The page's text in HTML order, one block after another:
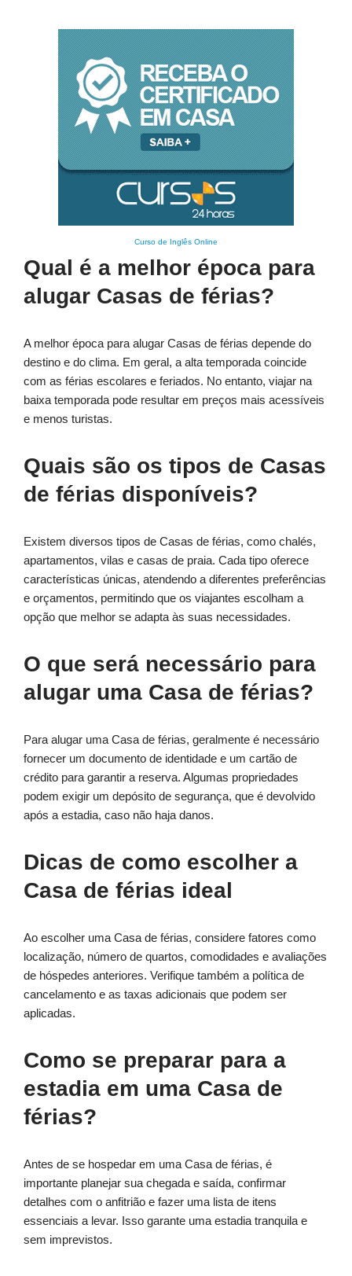
Curso de Inglês Online
Qual é a melhor época para
alugar Casas de férias?
A melhor época para alugar Casas de férias depende do
destino e do clima. Em geral, a alta temporada coincide
com as férias escolares e feriados. No entanto, viajar na
baixa temporada pode resultar em preços mais acessíveis
e menos turistas.
Quais são os tipos de Casas
de férias disponíveis?
Existem diversos tipos de Casas de férias, como chalés,
apartamentos, vilas e casas de praia. Cada tipo oferece
características únicas, atendendo a diferentes preferências
e orçamentos, permitindo que os viajantes escolham a
opção que melhor se adapta às suas necessidades.
O que será necessário para
alugar uma Casa de férias?
Para alugar uma Casa de férias, geralmente é necessário
fornecer um documento de identidade e um cartão de
crédito para garantir a reserva. Algumas propriedades
podem exigir um depósito de segurança, que é devolvido
após a estadia, caso não haja danos.
Dicas de como escolher a
Casa de férias ideal
Ao escolher uma Casa de férias, considere fatores como
localização, número de quartos, comodidades e avaliações
de hóspedes anteriores. Verifique também a política de
cancelamento e as taxas adicionais que podem ser
aplicadas.
Como se preparar para a
estadia em uma Casa de
férias?
Antes de se hospedar em uma Casa de férias, é
importante planejar sua chegada e saída, confirmar
detalhes com o anfitrião e fazer uma lista de itens
essenciais a levar. Isso garante uma estadia tranquila e
sem imprevistos.